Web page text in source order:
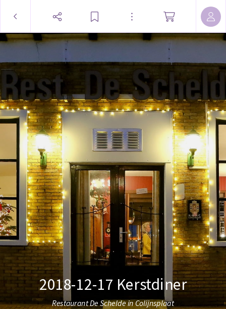
2018-12-17 Kerstdiner
Restaurant De Schelde in Colijnsplaat